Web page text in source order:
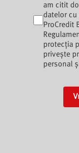
am citit
datelor cu
ProCredit
protecția
privește
personal